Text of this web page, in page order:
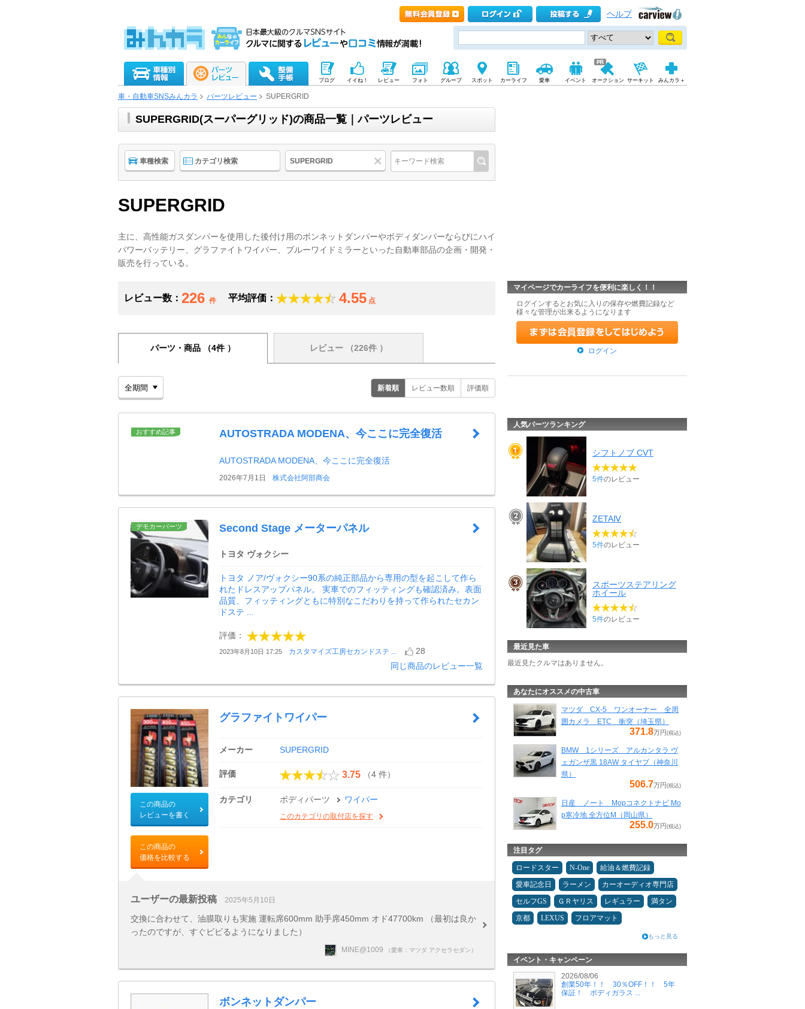
ヘルプ
ブログ イイね！ レビュー フォト グループ スポット カーライフ 愛車 イベント オークション サーキット みんカラ＋
車・自動車SNSみんカラ パーツレビュー SUPERGRID
SUPERGRID(スーパーグリッド)の商品一覧｜パーツレビュー
車種検索 カテゴリ検索 SUPERGRID
SUPERGRID
主に、高性能ガスダンパーを使用した後付け用のボンネットダンパーやボディダンパーならびにハイ
パワーバッテリー、グラファイトワイパー、ブルーワイドミラーといった自動車部品の企画・開発・
販売を行っている。
レビュー数： 226 件 平均評価： 4.55 点
パーツ・商品 （4件 ） レビュー （226件 ）
新着順 レビュー数順 評価順
おすすめ記事 AUTOSTRADA MODENA、今ここに完全復活
AUTOSTRADA MODENA、今ここに完全復活
2026年7月1日 株式会社阿部商会
デモカーパーツ Second Stage メーターパネル
トヨタ ヴォクシー
トヨタ ノア/ヴォクシー90系の純正部品から専用の型を起こして作ら
れたドレスアップパネル。 実車でのフィッティングも確認済み。表面
品質、フィッティングともに特別なこだわりを持って作られたセカン
ドステ ...
評価：
2023年8月10日 17:25 カスタマイズ工房セカンドステ ...
28
同じ商品のレビュー一覧
この商品の
レビューを書く
この商品の
価格を比較する
グラファイトワイパー
メーカー SUPERGRID
評価 3.75 （4 件）
カテゴリ ボディパーツ ワイパー
このカテゴリの取付店を探す
ユーザーの最新投稿 2025年5月10日
交換に合わせて、油膜取りも実施 運転席600mm 助手席450mm オド47700km （最初は良か
ったのですが、すぐビビるようになりました）
MINE@1009 （愛車：マツダ アクセラセダン）
ボンネットダンパー
マイページでカーライフを便利に楽しく！！
ログインするとお気に入りの保存や燃費記録など
様々な管理が出来るようになります
ログイン
人気パーツランキング
シフトノブ CVT
5件のレビュー
ZETAⅣ
5件のレビュー
スポーツステアリング
ホイール
5件のレビュー
最近見た車
最近見たクルマはありません。
あなたにオススメの中古車
マツダ CX-5 ワンオーナー 全周
囲カメラ ETC 衝突（埼玉県）
371.8万円(税込)
BMW 1シリーズ アルカンタラ ヴ
ェガンザ黒 18AW タイヤプ（神奈川
県）
506.7万円(税込)
日産 ノート Mopコネクトナビ Mo
p寒冷地 全方位M（岡山県）
255.0万円(税込)
注目タグ
ロードスター N-One
給油＆燃費記録
愛車記念日
ラーメン
カーオーディオ専門店
セルフGS
ＧＲヤリス レギュラー
満タン
京都
LEXUS フロアマット
もっと見る
イベント・キャンペーン
2026/08/06
創業50年！！ 30％OFF！！ 5年
保証！ ボディガラス ...